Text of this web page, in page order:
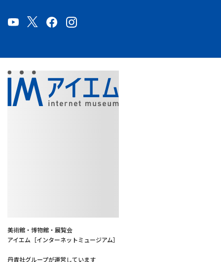
美術館・博物館・展覧会
アイエム［インターネットミュージアム］
丹青社グループが運営しています